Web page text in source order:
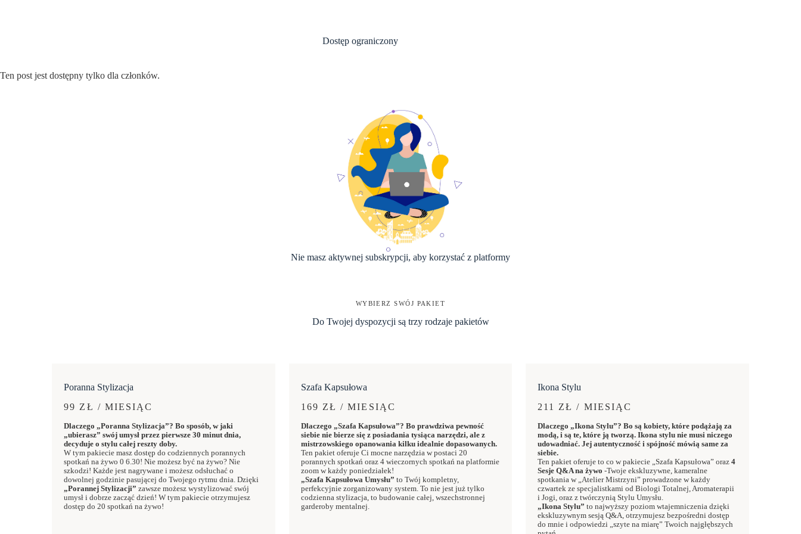
Dostęp ograniczony
Ten post jest dostępny tylko dla członków.
Nie masz aktywnej subskrypcji, aby korzystać z platformy
WYBIERZ SWÓJ PAKIET
Do Twojej dyspozycji są trzy rodzaje pakietów
Poranna Stylizacja
99 ZŁ / MIESIĄC
Dlaczego „Poranna Stylizacja”? Bo sposób, w jaki
„ubierasz” swój umysł przez pierwsze 30 minut dnia,
decyduje o stylu całej reszty doby.
W tym pakiecie masz dostęp do codziennych porannych
spotkań na żywo 0 6.30! Nie możesz być na żywo? Nie
szkodzi! Każde jest nagrywane i możesz odsłuchać o
dowolnej godzinie pasującej do Twojego rytmu dnia. Dzięki
„Porannej Stylizacji” zawsze możesz wystylizować swój
umysł i dobrze zacząć dzień! W tym pakiecie otrzymujesz
dostęp do 20 spotkań na żywo!
Szafa Kapsułowa
169 ZŁ / MIESIĄC
Dlaczego „Szafa Kapsułowa”? Bo prawdziwa pewność
siebie nie bierze się z posiadania tysiąca narzędzi, ale z
mistrzowskiego opanowania kilku idealnie dopasowanych.
Ten pakiet oferuje Ci mocne narzędzia w postaci 20
porannych spotkań oraz 4 wieczornych spotkań na platformie
zoom w każdy poniedziałek!
„Szafa Kapsułowa Umysłu” to Twój kompletny,
perfekcyjnie zorganizowany system. To nie jest już tylko
codzienna stylizacja, to budowanie całej, wszechstronnej
garderoby mentalnej.
Ikona Stylu
211 ZŁ / MIESIĄC
Dlaczego „Ikona Stylu”? Bo są kobiety, które podążają za
modą, i są te, które ją tworzą. Ikona stylu nie musi niczego
udowadniać. Jej autentyczność i spójność mówią same za
siebie.
Ten pakiet oferuje to co w pakiecie „Szafa Kapsułowa” oraz 4
Sesje Q&A na żywo -Twoje ekskluzywne, kameralne
spotkania w „Atelier Mistrzyni” prowadzone w każdy
czwartek ze specjalistkami od Biologi Totalnej, Aromaterapii
i Jogi, oraz z twórczynią Stylu Umysłu.
„Ikona Stylu” to najwyższy poziom wtajemniczenia dzięki
ekskluzywnym sesją Q&A, otrzymujesz bezpośredni dostęp
do mnie i odpowiedzi „szyte na miarę” Twoich najgłębszych